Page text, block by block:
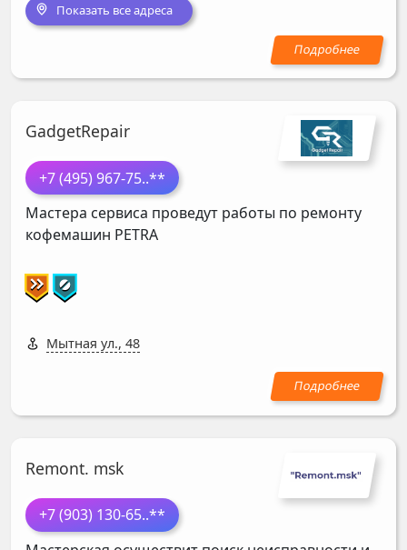
Показать все адреса
GadgetRepair
+7 (495) 967-75..**
Мастера сервиса проведут работы по ремонту
кофемашин PETRA
Мытная ул., 48
Remont. msk
+7 (903) 130-65..**